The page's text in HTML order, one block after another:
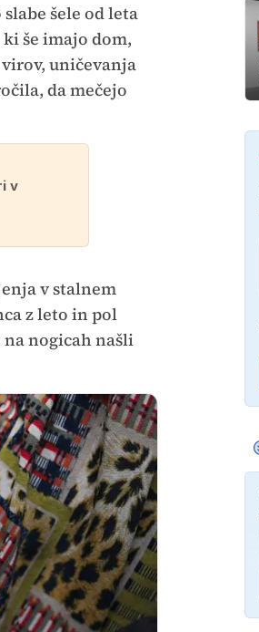
šele od leta
še imajo dom,
uničevanja
da mečejo
v
v stalnem
z leto in pol
nogicah našli